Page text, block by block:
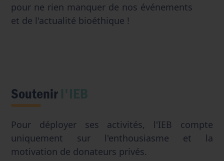
pour ne rien manquer de nos événements
et de l'actualité bioéthique !
Soutenirl'IEB
Pour déployer ses activités, l'IEB compte
uniquement sur l'enthousiasme et la
motivation de donateurs privés.